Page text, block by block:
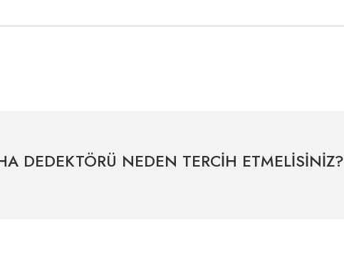
DEDEKTÖRÜ NEDEN TERCİH ETMELİSİNİZ?